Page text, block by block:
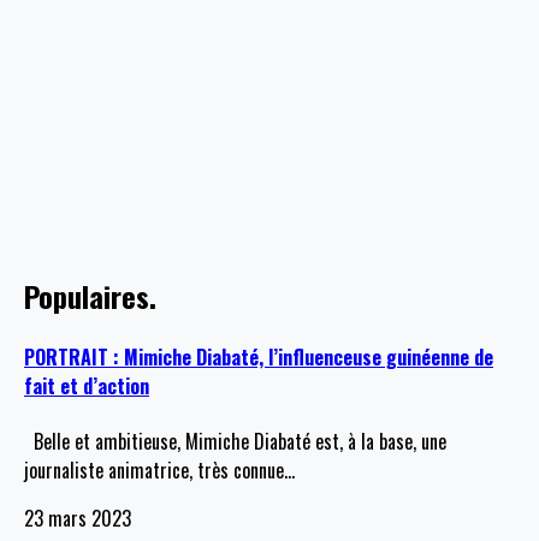
Populaires.
PORTRAIT : Mimiche Diabaté, l’influenceuse guinéenne de
fait et d’action
Belle et ambitieuse, Mimiche Diabaté est, à la base, une
journaliste animatrice, très connue…
23 mars 2023